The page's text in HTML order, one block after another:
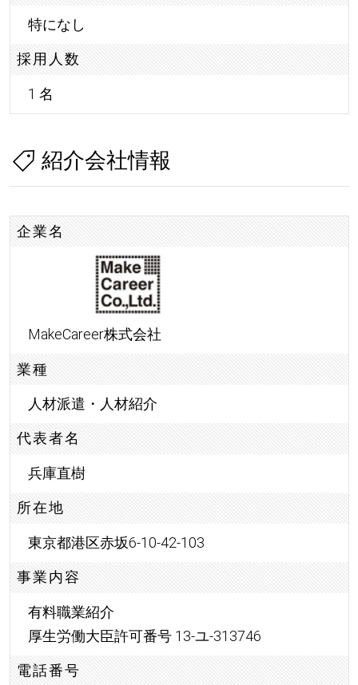
特になし
採用人数
1 名
紹介会社情報
企業名
MakeCareer株式会社
業種
人材派遣・人材紹介
代表者名
兵庫直樹
所在地
東京都港区赤坂6-10-42-103
事業内容
有料職業紹介
厚生労働大臣許可番号 13-ユ-313746
電話番号